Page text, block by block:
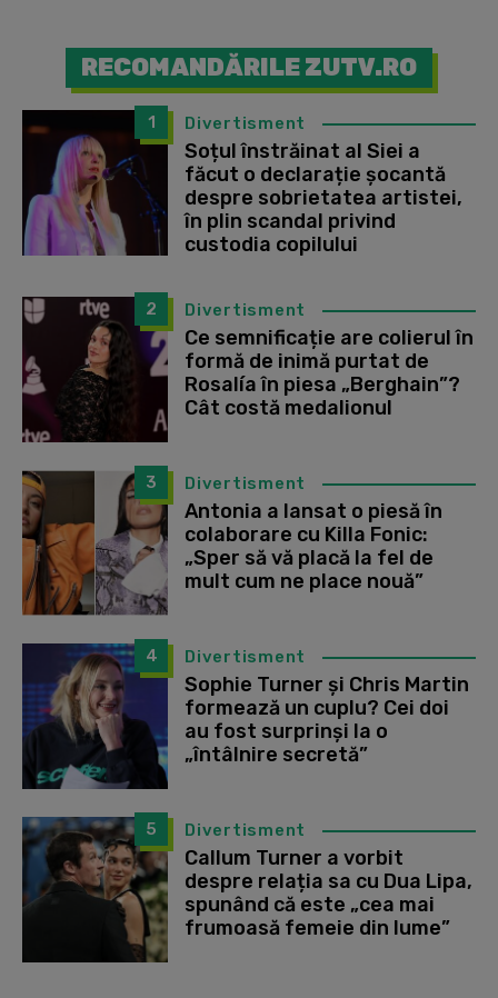
RECOMANDĂRILE ZUTV.RO
1 Divertisment
Soțul înstrăinat al Siei a
făcut o declarație șocantă
despre sobrietatea artistei,
în plin scandal privind
custodia copilului
2 Divertisment
Ce semnificație are colierul în
formă de inimă purtat de
Rosalía în piesa „Berghain”?
Cât costă medalionul
3 Divertisment
Antonia a lansat o piesă în
colaborare cu Killa Fonic:
„Sper să vă placă la fel de
mult cum ne place nouă”
4 Divertisment
Sophie Turner și Chris Martin
formează un cuplu? Cei doi
au fost surprinși la o
„întâlnire secretă”
5 Divertisment
Callum Turner a vorbit
despre relația sa cu Dua Lipa,
spunând că este „cea mai
frumoasă femeie din lume”